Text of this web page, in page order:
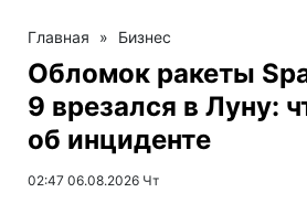
Главная » Бизнес
Обломок ракеты
9 врезался в Луну:
об инциденте
02:47 06.08.2026 Чт